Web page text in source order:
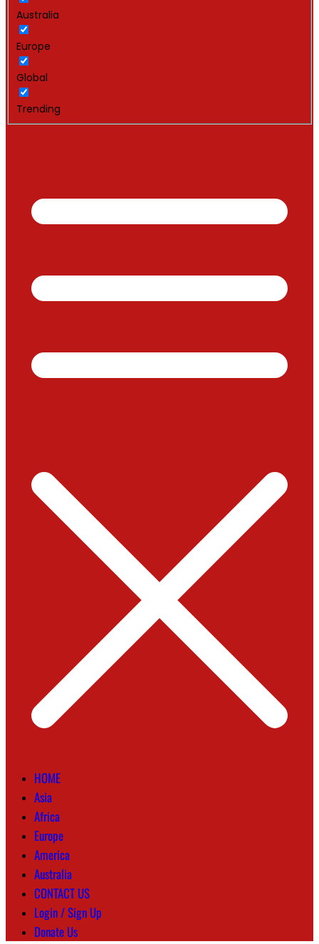
Australia
Europe
Global
Trending
HOME
Asia
Africa
Europe
America
Australia
CONTACT US
Login / Sign Up
Donate Us